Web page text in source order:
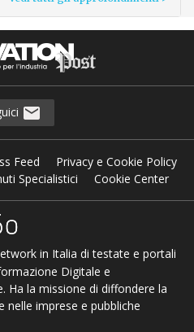
Feed
Privacy e Cookie Policy
Specialistici
Cookie Center
in Italia di testate e portali
Digitale e
Ha la missione di diffondere la
nelle imprese e pubbliche